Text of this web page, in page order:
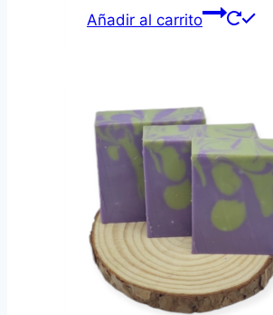
precio
precio
Añadir al carrito